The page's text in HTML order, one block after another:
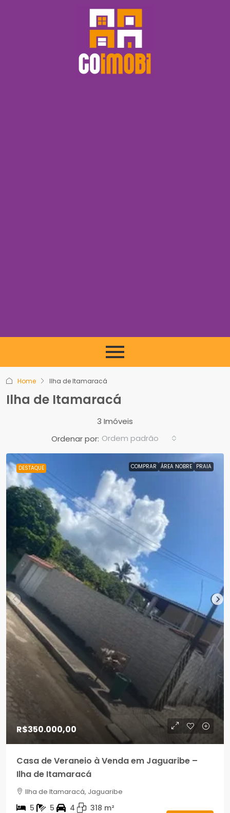
Home Ilha de Itamaracá
Ilha de Itamaracá
3 Imóveis
Ordenar por: Ordem padrão
DESTAQUE COMPRAR ÁREA NOBRE PRAIA
R$350.000,00
Casa de Veraneio à Venda em Jaguaribe –
Ilha de Itamaracá
Ilha de Itamaracá, Jaguaribe
5 5 4 318 m²